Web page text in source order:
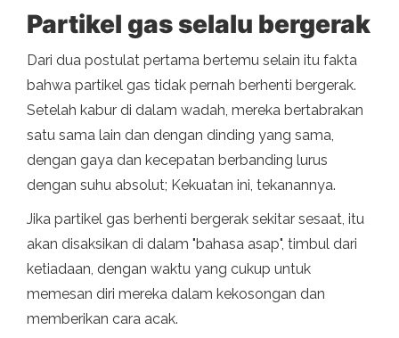
Partikel gas selalu bergerak
Dari dua postulat pertama bertemu selain itu fakta
bahwa partikel gas tidak pernah berhenti bergerak.
Setelah kabur di dalam wadah, mereka bertabrakan
satu sama lain dan dengan dinding yang sama,
dengan gaya dan kecepatan berbanding lurus
dengan suhu absolut; Kekuatan ini, tekanannya.
Jika partikel gas berhenti bergerak sekitar sesaat, itu
akan disaksikan di dalam "bahasa asap", timbul dari
ketiadaan, dengan waktu yang cukup untuk
memesan diri mereka dalam kekosongan dan
memberikan cara acak.